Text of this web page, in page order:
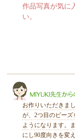
このレビューは参考
作品写真が気に
い。
お作りいただきま
が、2つ目のビー
ようになります。
にし90度向きを変